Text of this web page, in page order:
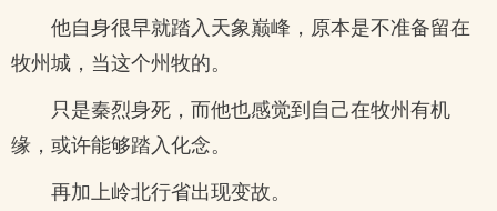
他自身很早就踏入天象巅峰，原本是不准备留在
牧州城，当这个州牧的。
只是秦烈身死，而他也感觉到自己在牧州有机
缘，或许能够踏入化念。
再加上岭北行省出现变故。